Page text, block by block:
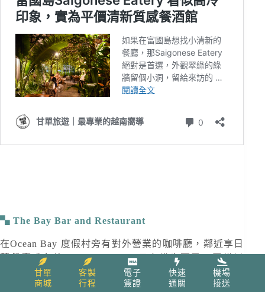
甘單
商城
客製
行程
電子
簽證
快速
通關
機場
接送
The Bay Bar and Restaurant
在Ocean Bay 度假村旁有對外營業的咖啡廳，鄰近享日
落餐廳盛名的
Ocean Bar&Grill 只有幾步而已。同樣以
粗獷木造建築為特色，前方便是沙灘混合部份岩岸，加
上欣賞夕陽角度優越，環境空間相當寬敞且提供撞球